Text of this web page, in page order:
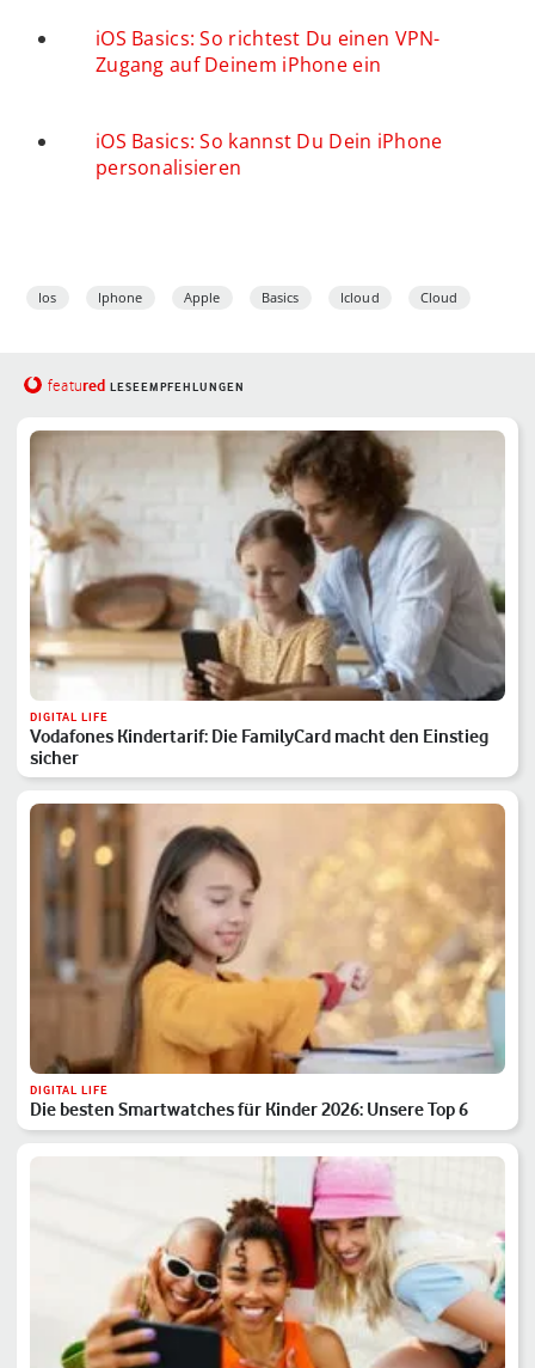
iOS Basics: So richtest Du einen VPN-
Zugang auf Deinem iPhone ein
iOS Basics: So kannst Du Dein iPhone
personalisieren
Ios Iphone Apple Basics Icloud Cloud
featured LESEEMPFEHLUNGEN
DIGITAL LIFE
Vodafones Kindertarif: Die FamilyCard macht den Einstieg
sicher
DIGITAL LIFE
Die besten Smartwatches für Kinder 2026: Unsere Top 6